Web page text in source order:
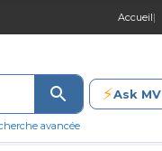
Accueil
avancée
⚡Ask MV